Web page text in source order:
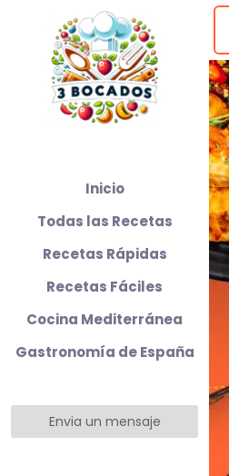
Inicio
Todas las Recetas
Recetas Rápidas
Recetas Fáciles
Cocina Mediterránea
Gastronomía de España
Envia un mensaje